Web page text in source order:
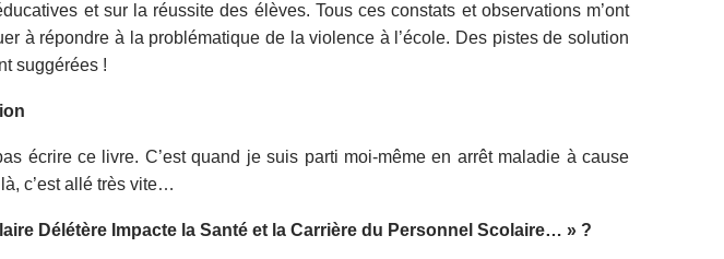
et sur la réussite des élèves. Tous ces constats et observations m’ont
à répondre à la problématique de la violence à l’école. Des pistes de solution
suggérées !
écrire ce livre. C’est quand je suis parti moi-même en arrêt maladie à cause
c’est allé très vite…
Délétère Impacte la Santé et la Carrière du Personnel Scolaire… » ?